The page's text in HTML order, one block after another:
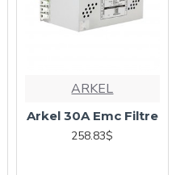
ARKEL
Arkel 30A Emc Filtre
258.83$